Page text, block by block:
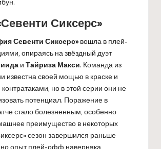
Сиксерс»
Севенти Сиксерс»вошла в плей-
опираясь на звёздный дуэт
и Тайриза Макси. Команда из
известна своей мощью в краске и
но в этой серии они не
потенциал. Поражение в
стало болезненным, особенно
преимущество в некоторых
сезон завершился раньше
опыт плей-офф наверняка